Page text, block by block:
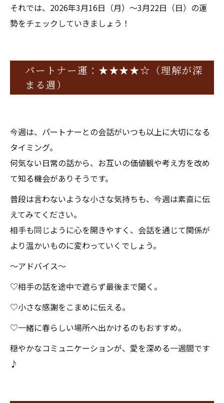
それでは、2026年3月16日（月）〜3月22日（日）の運
勢をチェックしていきましょう！
パートナー運：★★★★☆（理解が深
まる週）
今週は、パートナーとの会話がいつも以上に大切になる
タイミング。
何気ない日常の話から、お互いの価値観や考え方を改め
て知る機会がありそうです。
普段は言わないような小さな気持ちも、今週は素直に伝
えてみてください。
相手も同じように心を開きやすく、会話を通じて関係が
より温かいものに変わっていくでしょう。
〜アドバイス〜
♡相手の話を途中で遮らず最後まで聞く。
♡小さな感謝をこまめに伝える。
♡一緒に春らしい場所へ出かけるのもおすすめ。
穏やかなコミュニケーションが、愛を深める一週間です
♪